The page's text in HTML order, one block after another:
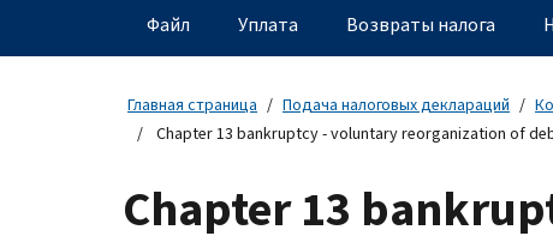
Главное
меню
Файл Уплата Возвраты налога
Главная страница Подача налоговых деклараций
Chapter 13 bankruptcy - voluntary reorganization of
Chapter 13